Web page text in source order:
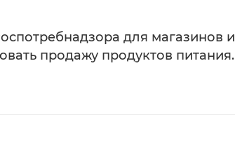
для магазинов и
продажу продуктов питания.